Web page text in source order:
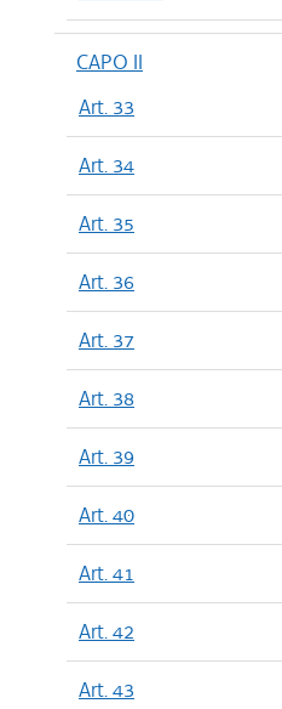
CAPO II
Art. 33
Art. 34
Art. 35
Art. 36
Art. 37
Art. 38
Art. 39
Art. 40
Art. 41
Art. 42
Art. 43